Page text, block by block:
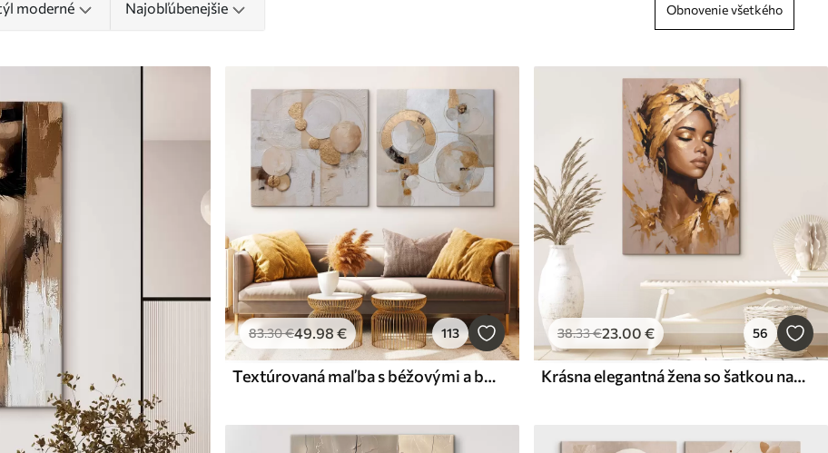
moderné Najobľúbenejšie Obnovenie všetkého
83.30€49.98€ 113
Textúrovaná maľba s béžovými a bielymi tvarmi
38.33€23.00 € 56
Krásna elegantná žena so šatkou na hlave